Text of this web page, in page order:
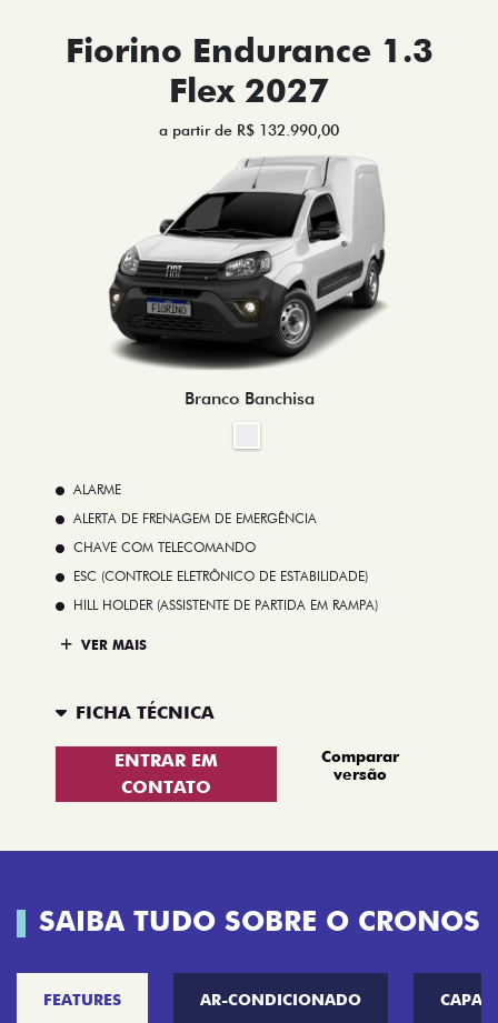
Fiorino Endurance 1.3
Flex 2027
a partir de R$ 132.990,00
Branco Banchisa
ALARME
ALERTA DE FRENAGEM DE EMERGÊNCIA
CHAVE COM TELECOMANDO
ESC (CONTROLE ELETRÔNICO DE ESTABILIDADE)
HILL HOLDER (ASSISTENTE DE PARTIDA EM RAMPA)
VER MAIS
FICHA TÉCNICA
ENTRAR EM
CONTATO
Comparar
versão
SAIBA TUDO SOBRE O CRONOS
FEATURES AR-CONDICIONADO